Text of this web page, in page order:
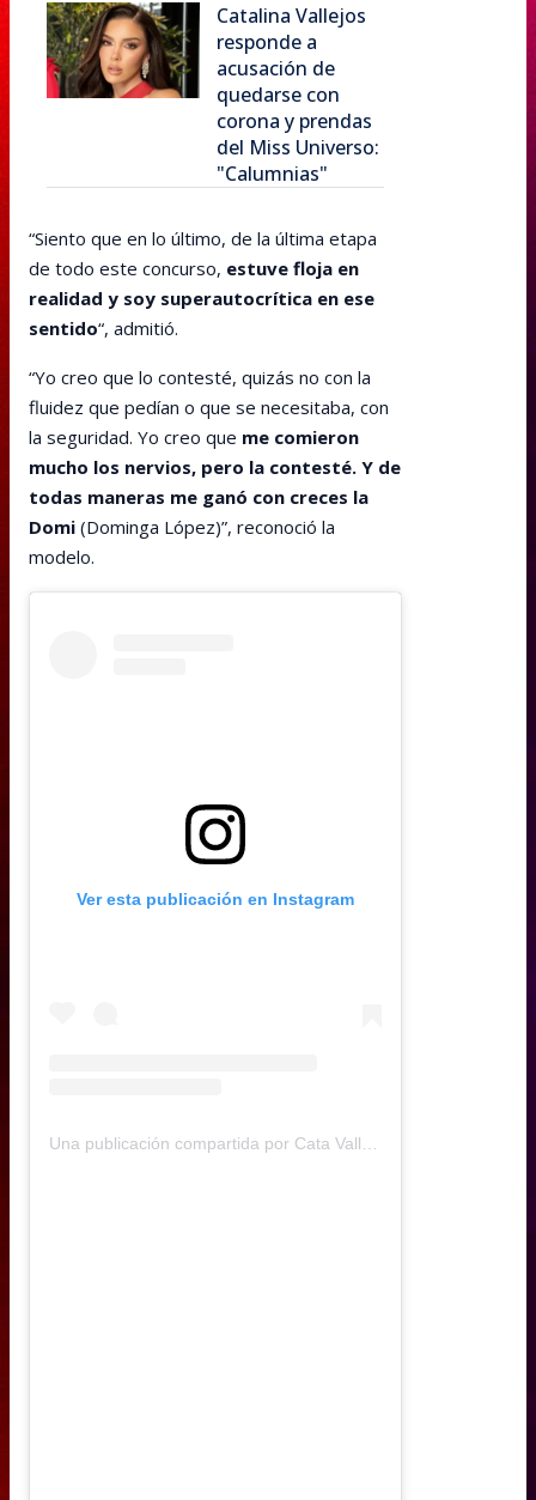
Catalina Vallejos
responde a
acusación de
quedarse con
corona y prendas
del Miss Universo:
"Calumnias"
“Siento que en lo último, de la última etapa
de todo este concurso, estuve floja en
realidad y soy superautocrítica en ese
sentido“, admitió.
“Yo creo que lo contesté, quizás no con la
fluidez que pedían o que se necesitaba, con
la seguridad. Yo creo que me comieron
mucho los nervios, pero la contesté. Y de
todas maneras me ganó con creces la
Domi (Dominga López)”, reconoció la
modelo.
Ver esta publicación en Instagram
Una publicación compartida por Cata Vallejos (@catavallejos)